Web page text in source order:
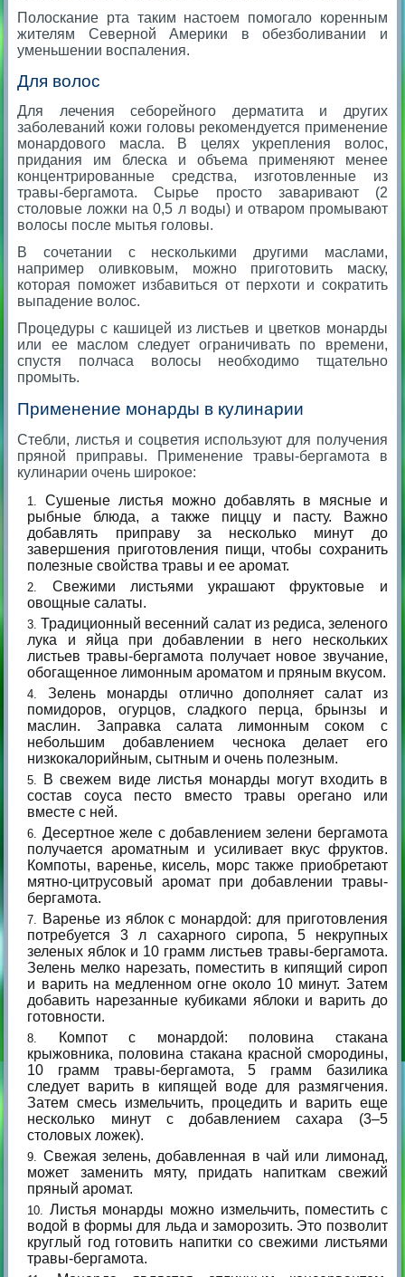
Полоскание рта таким настоем помогало коренным
жителям Северной Америки в обезболивании и
уменьшении воспаления.
Для волос
Для лечения себорейного дерматита и других
заболеваний кожи головы рекомендуется применение
монардового масла. В целях укрепления волос,
придания им блеска и объема применяют менее
концентрированные средства, изготовленные из
травы-бергамота. Сырье просто заваривают (2
столовые ложки на 0,5 л воды) и отваром промывают
волосы после мытья головы.
В сочетании с несколькими другими маслами,
например оливковым, можно приготовить маску,
которая поможет избавиться от перхоти и сократить
выпадение волос.
Процедуры с кашицей из листьев и цветков монарды
или ее маслом следует ограничивать по времени,
спустя полчаса волосы необходимо тщательно
промыть.
Применение монарды в кулинарии
Стебли, листья и соцветия используют для получения
пряной приправы. Применение травы-бергамота в
кулинарии очень широкое:
Сушеные листья можно добавлять в мясные и
рыбные блюда, а также пиццу и пасту. Важно
добавлять приправу за несколько минут до
завершения приготовления пищи, чтобы сохранить
полезные свойства травы и ее аромат.
Свежими листьями украшают фруктовые и
овощные салаты.
Традиционный весенний салат из редиса, зеленого
лука и яйца при добавлении в него нескольких
листьев травы-бергамота получает новое звучание,
обогащенное лимонным ароматом и пряным вкусом.
Зелень монарды отлично дополняет салат из
помидоров, огурцов, сладкого перца, брынзы и
маслин. Заправка салата лимонным соком с
небольшим добавлением чеснока делает его
низкокалорийным, сытным и очень полезным.
В свежем виде листья монарды могут входить в
состав соуса песто вместо травы орегано или
вместе с ней.
Десертное желе с добавлением зелени бергамота
получается ароматным и усиливает вкус фруктов.
Компоты, варенье, кисель, морс также приобретают
мятно-цитрусовый аромат при добавлении травы-
бергамота.
Варенье из яблок с монардой: для приготовления
потребуется 3 л сахарного сиропа, 5 некрупных
зеленых яблок и 10 грамм листьев травы-бергамота.
Зелень мелко нарезать, поместить в кипящий сироп
и варить на медленном огне около 10 минут. Затем
добавить нарезанные кубиками яблоки и варить до
готовности.
Компот с монардой: половина стакана
крыжовника, половина стакана красной смородины,
10 грамм травы-бергамота, 5 грамм базилика
следует варить в кипящей воде для размягчения.
Затем смесь измельчить, процедить и варить еще
несколько минут с добавлением сахара (3–5
столовых ложек).
Свежая зелень, добавленная в чай или лимонад,
может заменить мяту, придать напиткам свежий
пряный аромат.
Листья монарды можно измельчить, поместить с
водой в формы для льда и заморозить. Это позволит
круглый год готовить напитки со свежими листьями
травы-бергамота.